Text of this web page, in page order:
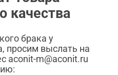
качества
брака у
просим выслать на
aconit-m@aconit.ru